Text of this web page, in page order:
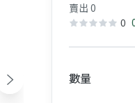
賣出 0
0
數量